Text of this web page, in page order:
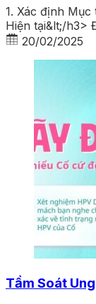
1. Xác định
Hiện tại&lt;/h3>
20/02/2025
Tầm Soát